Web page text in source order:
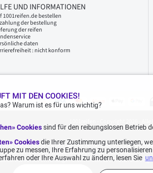
UND INFORMATIONEN
1001reifen.de bestellen
der bestellung
der reifen
daten
: nicht konform
MwSt.) (unter 70€ betragen die Versandkosten 7,90€ inkl.
auf dieser Webseite angegebenen Preise wider.
auf 939 Bewertungen in den letzten 12 Monaten und
MIT DEN COOKIES!
Warum ist es für uns wichtig?
Cookiessind für den reibungslosen Betrieb
Cookies die Ihrer Zustimmung unterliegen,
zu messen, Ihre Erfahrung zu
oder Ihre Auswahl zu ändern, lesen Sie